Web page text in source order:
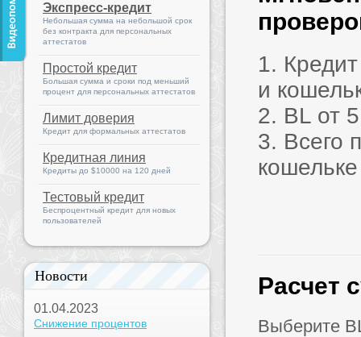
Экспресс-кредит
Небольшая сумма на небольшой срок
без контракта для персональных
аттестатов
Простой кредит
Большая сумма и сроки под меньший
процент для персональных аттестатов
Лимит доверия
Кредит для формальных аттестатов
Кредитная линия
Кредиты до $10000 на 120 дней
Тестовый кредит
Беспроцентный кредит для новых
пользователей
Новости
01.04.2023
Снижение процентов
1.
и
2. BL от
3. Всего
кошельке
Расчет
Выберите